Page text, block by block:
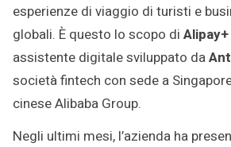
esperienze di viaggio di turisti e
globali. È questo lo scopo di
assistente digitale sviluppato da
società fintech con sede a
cinese Alibaba Group.
Negli ultimi mesi, l’azienda ha